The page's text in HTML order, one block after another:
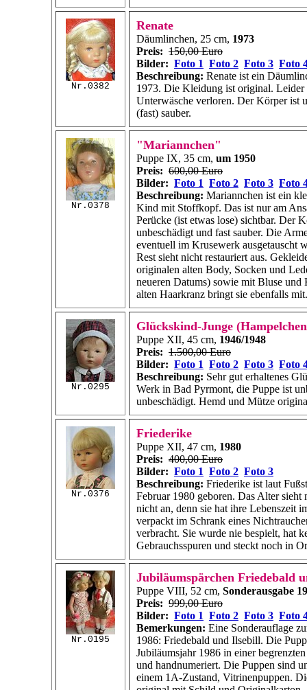
Nr.0382
Renate
Däumlinchen, 25 cm, 1973
Preis: 150,00 Euro
Bilder: Foto 1 Foto 2 Foto 3 Foto
Beschreibung: Renate ist ein
1973. Die Kleidung ist original. Leider
Unterwäsche verloren. Der Körper ist
(fast) sauber.
Nr.0378
"Mariannchen"
Puppe IX, 35 cm, um 1950
Preis: 600,00 Euro
Bilder: Foto 1 Foto 2 Foto 3 Foto
Beschreibung: Mariannchen ist ein
Kind mit Stoffkopf. Das ist nur am
Perücke (ist etwas lose) sichtbar. Der
unbeschädigt und fast sauber. Die
eventuell im Krusewerk ausgetauscht
Rest sieht nicht restauriert aus.
originalen alten Body, Socken und
neueren Datums) sowie mit Bluse und
alten Haarkranz bringt sie ebenfalls mit.
Nr.0295
Glückskind-Junge
Puppe XII, 45 cm, 1946/1948
Preis: 1.500,00 Euro
Bilder: Foto 1 Foto 2 Foto 3 Foto
Beschreibung: Sehr gut erhaltenes
Werk in Bad Pyrmont, die Puppe ist
unbeschädigt. Hemd und Mütze
Nr.0376
Friederike
Puppe XII, 47 cm, 1980
Preis: 400,00 Euro
Bilder: Foto 1 Foto 2 Foto 3
Beschreibung: Friederike ist laut
Februar 1980 geboren. Das Alter sieht
nicht an, denn sie hat ihre Lebenszeit
verpackt im Schrank eines
verbracht. Sie wurde nie bespielt, hat
Gebrauchsspuren und steckt noch in
Nr.0195
Jubiläumspärchen Friedebald
Puppe VIII, 52 cm, Sonderausgabe
Preis: 999,00 Euro
Bilder: Foto 1 Foto 2 Foto 3 Foto
Bemerkungen: Eine Sonderauflage
1986: Friedebald und Ilsebill. Die
Jubiläumsjahr 1986 in einer
und handnumeriert. Die Puppen sind
einem 1A-Zustand, Vitrinenpuppen.